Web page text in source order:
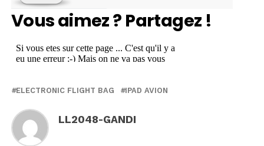
Vous aimez ? Partagez !
ELECTRONIC FLIGHT BAG IPAD AVION
LL2048-GANDI